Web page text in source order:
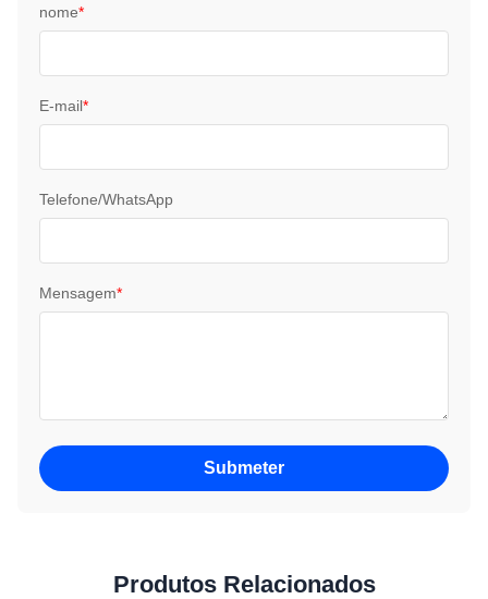
nome*
E-mail*
Telefone/WhatsApp
Mensagem*
Submeter
Produtos Relacionados